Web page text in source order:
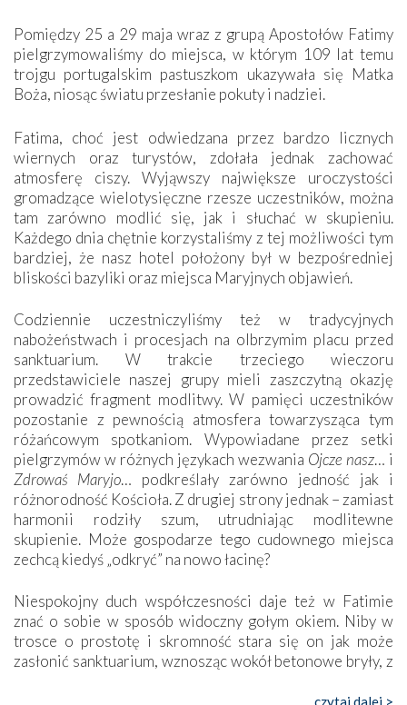
Pomiędzy 25 a 29 maja wraz z grupą Apostołów Fatimy
pielgrzymowaliśmy do miejsca, w którym 109 lat temu
trojgu portugalskim pastuszkom ukazywała się Matka
Boża, niosąc światu przesłanie pokuty i nadziei.
Fatima, choć jest odwiedzana przez bardzo licznych
wiernych oraz turystów, zdołała jednak zachować
atmosferę ciszy. Wyjąwszy największe uroczystości
gromadzące wielotysięczne rzesze uczestników, można
tam zarówno modlić się, jak i słuchać w skupieniu.
Każdego dnia chętnie korzystaliśmy z tej możliwości tym
bardziej, że nasz hotel położony był w bezpośredniej
bliskości bazyliki oraz miejsca Maryjnych objawień.
Codziennie uczestniczyliśmy też w tradycyjnych
nabożeństwach i procesjach na olbrzymim placu przed
sanktuarium. W trakcie trzeciego wieczoru
przedstawiciele naszej grupy mieli zaszczytną okazję
prowadzić fragment modlitwy. W pamięci uczestników
pozostanie z pewnością atmosfera towarzysząca tym
różańcowym spotkaniom. Wypowiadane przez setki
pielgrzymów w różnych językach wezwania Ojcze nasz… i
Zdrowaś Maryjo… podkreślały zarówno jedność jak i
różnorodność Kościoła. Z drugiej strony jednak – zamiast
harmonii rodziły szum, utrudniając modlitewne
skupienie. Może gospodarze tego cudownego miejsca
zechcą kiedyś „odkryć” na nowo łacinę?
Niespokojny duch współczesności daje też w Fatimie
znać o sobie w sposób widoczny gołym okiem. Niby w
trosce o prostotę i skromność stara się on jak może
zasłonić sanktuarium, wznosząc wokół betonowe bryły, z
katolickiego kultu. Tylko co wspólnego z żywą,
czytaj dalej >